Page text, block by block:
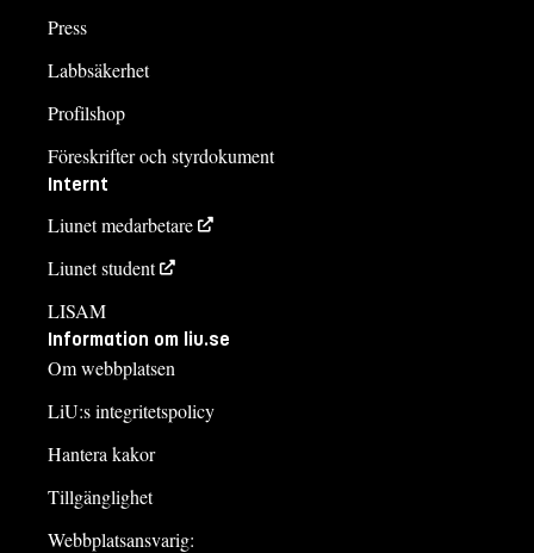
Press
Labbsäkerhet
Profilshop
Föreskrifter och styrdokument
Internt
Liunet medarbetare
Liunet student
LISAM
Information om liu.se
Om webbplatsen
LiU:s integritetspolicy
Hantera kakor
Tillgänglighet
Webbplatsansvarig: